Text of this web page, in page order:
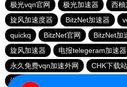
极光vqn官网
极光加速器 西柚
旋风加速度器
BitzNet加速器
quickq
BitzNet官网 BitzNet加
旋风加速器
电报telegeram加速器
永久免费vqn加速外网
CHK下载站
海鸥下载站